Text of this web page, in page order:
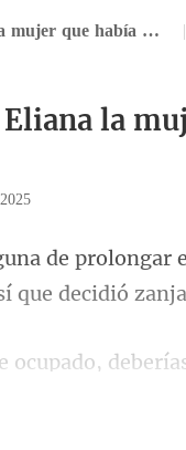
Capítulo 55 ¿No era Eliana la mujer que había estado buscando |
la
ocupado